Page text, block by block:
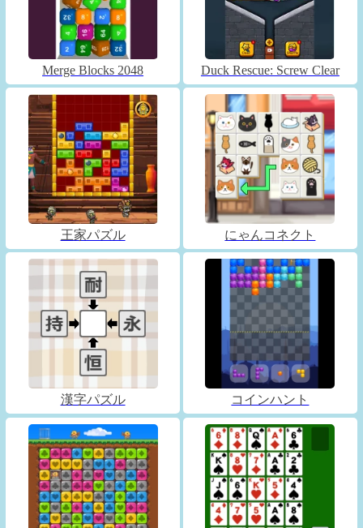
Merge Blocks 2048 Duck Rescue: Screw Clear
王家パズル にゃんコネクト
漢字パズル コインハント